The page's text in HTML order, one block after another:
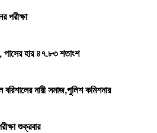
পরীক্ষা
পাসের হার ৪৭.৮৩ শতাংশ
নারী সমাজ,পুলিশ কমিশনার
শুক্রবার